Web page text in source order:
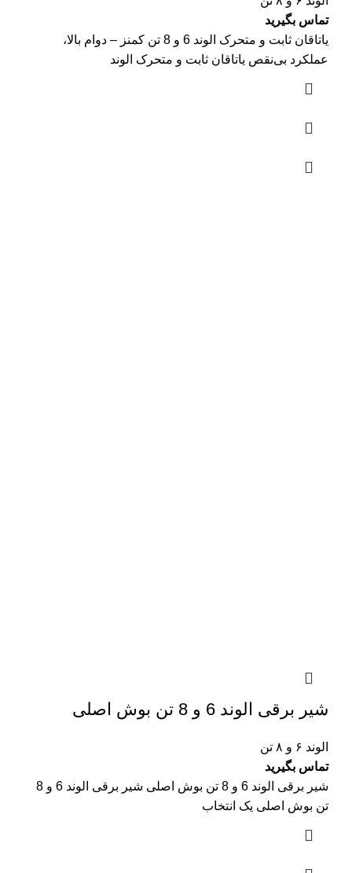
تماس بگیرید
یاتاقان ثابت و متحرک الوند 6 و 8 تن کمنز – دوام بالا،
عملکرد بی‌نقص یاتاقان ثابت و متحرک الوند
شیر برقی الوند 6 و 8 تن بوش اصلی
الوند ۶ و ۸ تن
تماس بگیرید
شیر برقی الوند 6 و 8 تن بوش اصلی شیر برقی الوند 6 و 8
تن بوش اصلی یک انتخاب